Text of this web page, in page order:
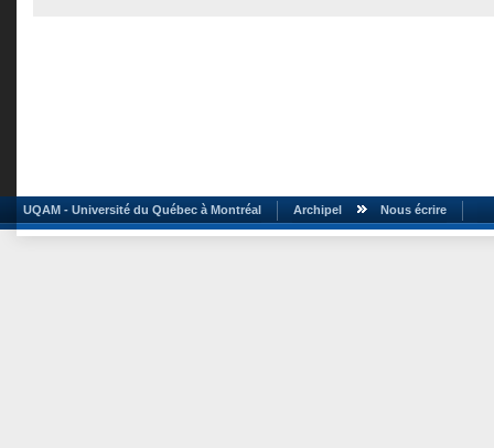
UQAM - Université du Québec à Montréal Archipel Nous écrire